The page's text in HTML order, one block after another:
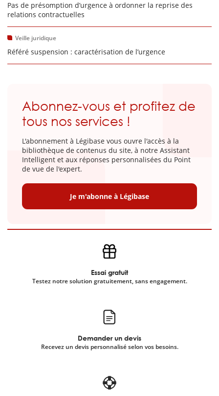
Pas de présomption d’urgence à ordonner la reprise des
relations contractuelles
Veille juridique
Référé suspension : caractérisation de l’urgence
Abonnez-vous et profitez de
tous nos services !
L'abonnement à Légibase vous ouvre l'accès à la
bibliothèque de contenus du site, à notre Assistant
Intelligent et aux réponses personnalisées du Point
de vue de l'expert.
Je m'abonne à Légibase
Essai gratuit
Testez notre solution gratuitement, sans engagement.
Demander un devis
Recevez un devis personnalisé selon vos besoins.